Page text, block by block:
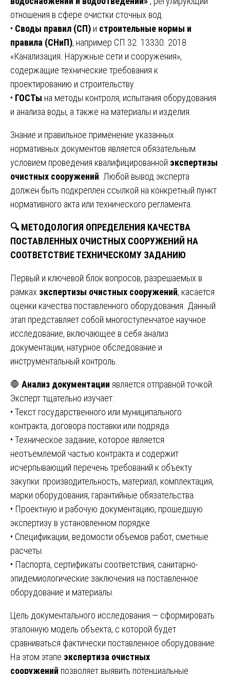
отношения в сфере очистки сточных вод.
• Своды правил (СП) и строительные нормы и
правила (СНиП), например СП 32. 13330. 2018
«Канализация. Наружные сети и сооружения»,
содержащие технические требования к
проектированию и строительству.
• ГОСТы на методы контроля, испытания оборудования
и анализа воды, а также на материалы и изделия.
Знание и правильное применение указанных
нормативных документов является обязательным
условием проведения квалифицированной экспертизы
очистных сооружений . Любой вывод эксперта
должен быть подкреплен ссылкой на конкретный пункт
нормативного акта или технического регламента.
🔍МЕТОДОЛОГИЯ ОПРЕДЕЛЕНИЯ КАЧЕСТВА
ПОСТАВЛЕННЫХ ОЧИСТНЫХ СООРУЖЕНИЙ НА
СООТВЕТСТВИЕ ТЕХНИЧЕСКОМУ ЗАДАНИЮ
Первый и ключевой блок вопросов, разрешаемых в
рамках экспертизы очистных сооружений, касается
оценки качества поставленного оборудования. Данный
этап представляет собой многоступенчатое научное
исследование, включающее в себя анализ
документации, натурное обследование и
инструментальный контроль.
🛑 Анализ документации является отправной точкой.
Эксперт тщательно изучает:
• Текст государственного или муниципального
контракта, договора поставки или подряда.
• Техническое задание, которое является
неотъемлемой частью контракта и содержит
исчерпывающий перечень требований к объекту
закупки: производительность, материал, комплектация,
марки оборудования, гарантийные обязательства.
• Проектную и рабочую документацию, прошедшую
экспертизу в установленном порядке.
• Спецификации, ведомости объемов работ, сметные
расчеты.
• Паспорта, сертификаты соответствия, санитарно-
эпидемиологические заключения на поставленное
оборудование и материалы.
Цель документального исследования — сформировать
эталонную модель объекта, с которой будет
сравниваться фактически поставленное оборудование.
На этом этапе экспертиза очистных
сооружений позволяет выявить потенциальные